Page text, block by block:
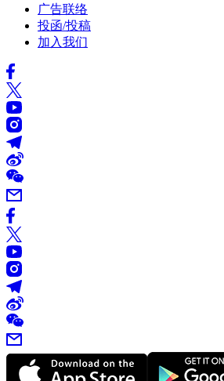
广告联络
投函/投稿
加入我们